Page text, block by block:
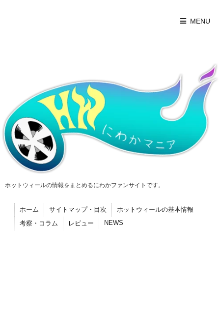
MENU
ホットウィールの情報をまとめるにわかファンサイトです。
ホーム サイトマップ・目次
ホットウィールの基本情報
考察・コラム
レビュー NEWS